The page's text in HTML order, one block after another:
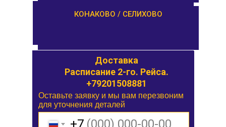
Оставьте заявку и мы вам перезвоним
для уточнения деталей
+7
ОРША / КУШАЛИНО
Доставка
Расписание 1-го. Рейса.
КОНАКОВО / СЕЛИХОВО
Оставьте заявку и мы вам перезвоним
для уточнения деталей
+7
Доставка
Расписание 2-го. Рейса.
+79201508881